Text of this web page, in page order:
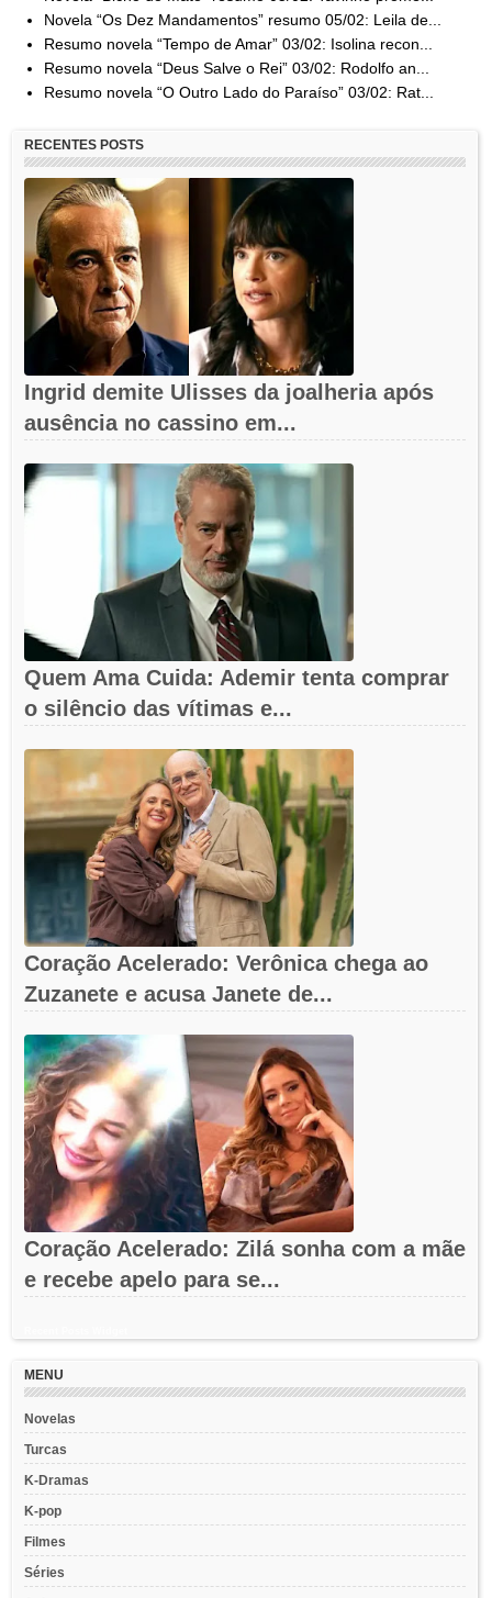
Novela “Os Dez Mandamentos” resumo 05/02: Leila de...
Resumo novela “Tempo de Amar” 03/02: Isolina recon...
Resumo novela “Deus Salve o Rei” 03/02: Rodolfo an...
Resumo novela “O Outro Lado do Paraíso” 03/02: Rat...
RECENTES POSTS
Ingrid demite Ulisses da joalheria após
ausência no cassino em...
Quem Ama Cuida: Ademir tenta comprar
o silêncio das vítimas e...
Coração Acelerado: Verônica chega ao
Zuzanete e acusa Janete de...
Coração Acelerado: Zilá sonha com a mãe
e recebe apelo para se...
MENU
Novelas
Turcas
K-Dramas
K-pop
Filmes
Séries